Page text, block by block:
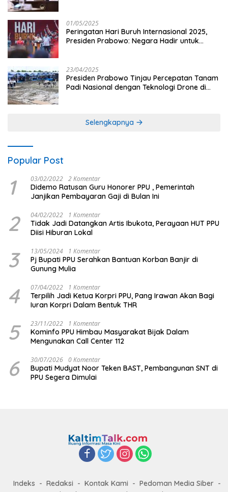
01/05/2025
Peringatan Hari Buruh Internasional 2025,
Presiden Prabowo: Negara Hadir untuk
23/04/2025
Presiden Prabowo Tinjau Percepatan Tanam
Padi Nasional dengan Teknologi Drone di
Selengkapnya
Popular Post
1 03/02/2022 2 Komentar
Didemo Ratusan Guru Honorer PPU , Pemerintah
Janjikan Pembayaran Gaji di Bulan Ini
2 04/02/2022 1 Komentar
Tidak Jadi Datangkan Artis Ibukota, Perayaan HUT PPU
Diisi Hiburan Lokal
3 13/05/2024 1 Komentar
Pj Bupati PPU Serahkan Bantuan Korban Banjir di
Gunung Mulia
4 07/04/2022 1 Komentar
Terpilih Jadi Ketua Korpri PPU, Pang Irawan Akan Bagi
Iuran Korpri Dalam Bentuk THR
5 23/11/2022 1 Komentar
Kominfo PPU Himbau Masyarakat Bijak Dalam
Mengunakan Call Center 112
6 30/07/2026 0 Komentar
Bupati Mudyat Noor Teken BAST, Pembangunan SNT di
PPU Segera Dimulai
Indeks Redaksi Kontak Kami
Pedoman Media Siber